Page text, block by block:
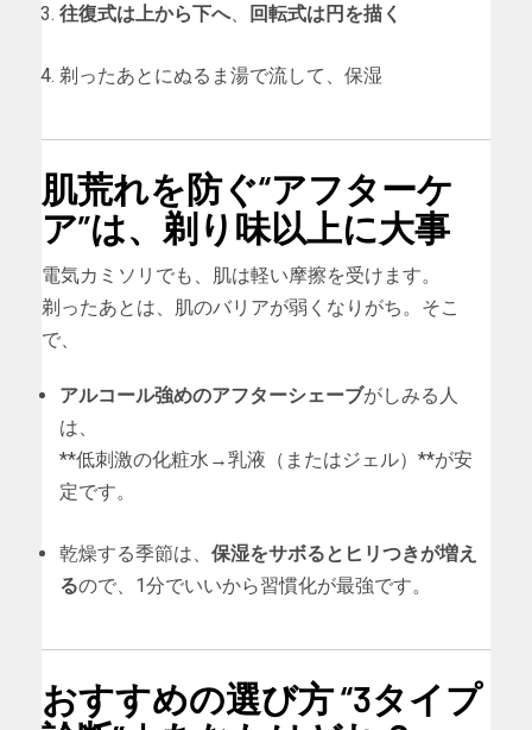
往復式は上から下へ、 回転式は円を描く
剃ったあとにぬるま湯で流して、保湿
肌荒れを防ぐ“アフターケ
ア”は、剃り味以上に大事
電気カミソリでも、肌は軽い摩擦を受けます。
剃ったあとは、肌のバリアが弱くなりがち。そこ
で、
アルコール強めのアフターシェーブがしみる人
は、
**低刺激の化粧水→乳液（またはジェル）**が安
定です。
乾燥する季節は、 保湿をサボるとヒリつきが増え
るので、1分でいいから習慣化が最強です。
おすすめの選び方 “3タイプ